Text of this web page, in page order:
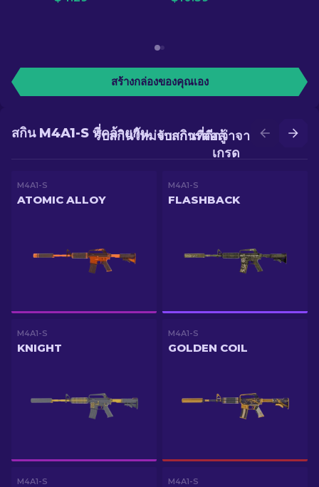
สร้างกล่องของคุณเอง
รับสกินที่ดีกว่าจากการอัป
เกรด
รับสกินใหม่จากการต่อสู้
สกิน M4A1-S ที่คล้ายกัน
M4A1-S
ATOMIC ALLOY
M4A1-S
FLASHBACK
M4A1-S
KNIGHT
M4A1-S
GOLDEN COIL
M4A1-S M4A1-S